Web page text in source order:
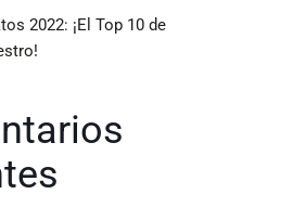
2022: ¡El Top 10 de